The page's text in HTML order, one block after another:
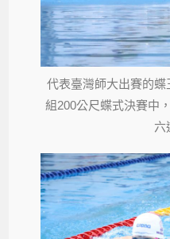
代表臺灣師大出賽的
組200公尺蝶式決賽中
六